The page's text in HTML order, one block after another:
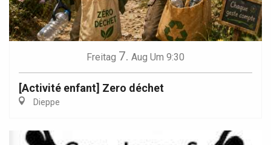
Freitag 7. Aug Um 9:30
[Activité enfant] Zero déchet
Dieppe